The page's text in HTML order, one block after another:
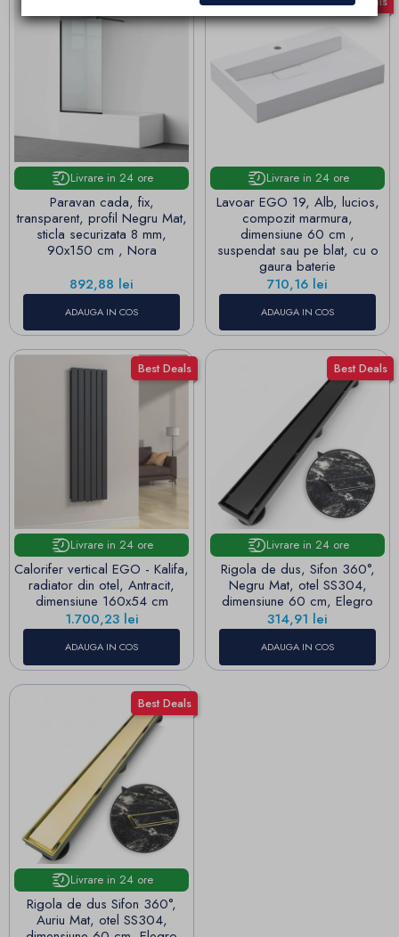
Livrare in 24 ore
Paravan cada, fix,
transparent, profil Negru Mat,
sticla securizata 8 mm,
90x150 cm , Nora
Pret
892,88 lei
ADAUGA IN COS
Livrare in 24 ore
Lavoar EGO 19, Alb, lucios,
compozit marmura,
dimensiune 60 cm ,
suspendat sau pe blat, cu o
gaura baterie
Pret
710,16 lei
ADAUGA IN COS
Best Deals
Livrare in 24 ore
Calorifer vertical EGO - Kalifa,
radiator din otel, Antracit,
dimensiune 160x54 cm
Pret
1.700,23 lei
ADAUGA IN COS
Best Deals
Livrare in 24 ore
Rigola de dus, Sifon 360°,
Negru Mat, otel SS304,
dimensiune 60 cm, Elegro
Pret
314,91 lei
ADAUGA IN COS
Best Deals
Livrare in 24 ore
Rigola de dus Sifon 360°,
Auriu Mat, otel SS304,